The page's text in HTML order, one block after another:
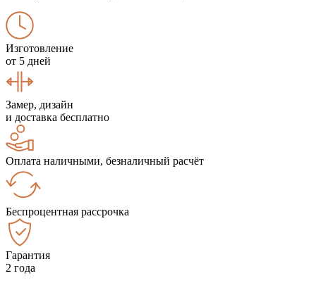
Изготовление
от 5 дней
Замер, дизайн
и доставка бесплатно
Оплата наличными, безналичный расчёт
Беспроцентная рассрочка
Гарантия
2 года